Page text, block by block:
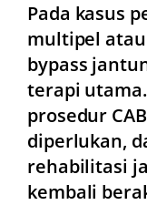
Pada kasus
multipel
bypass
terapi
prosedur
diperlukan,
rehabilitasi
kembali